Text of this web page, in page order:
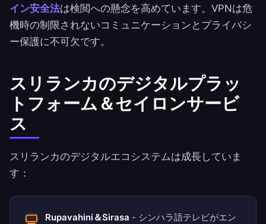
イン安全法は検閲への懸念を高めています。VPNは危
機時の制限されないコミュニケーションとプライバシ
ー保護に不可欠です。
スリランカのデジタルプラッ
トフォーム＆セイロンサービ
ス
スリランカのデジタルエコシステムは成長していま
す：
Rupavahini＆Sirasa - シンハラ語テレビがエン